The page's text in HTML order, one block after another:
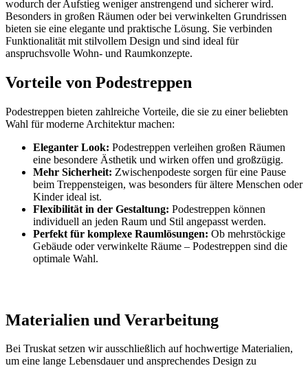
wodurch der Aufstieg weniger anstrengend und sicherer wird.
Besonders in großen Räumen oder bei verwinkelten Grundrissen
bieten sie eine elegante und praktische Lösung. Sie verbinden
Funktionalität mit stilvollem Design und sind ideal für
anspruchsvolle Wohn- und Raumkonzepte.
Vorteile von Podestreppen
Podestreppen bieten zahlreiche Vorteile, die sie zu einer beliebten
Wahl für moderne Architektur machen:
Eleganter Look: Podestreppen verleihen großen Räumen
eine besondere Ästhetik und wirken offen und großzügig.
Mehr Sicherheit: Zwischenpodeste sorgen für eine Pause
beim Treppensteigen, was besonders für ältere Menschen oder
Kinder ideal ist.
Flexibilität in der Gestaltung: Podestreppen können
individuell an jeden Raum und Stil angepasst werden.
Perfekt für komplexe Raumlösungen: Ob mehrstöckige
Gebäude oder verwinkelte Räume – Podestreppen sind die
optimale Wahl.
Materialien und Verarbeitung
Bei Truskat setzen wir ausschließlich auf hochwertige Materialien,
um eine lange Lebensdauer und ansprechendes Design zu